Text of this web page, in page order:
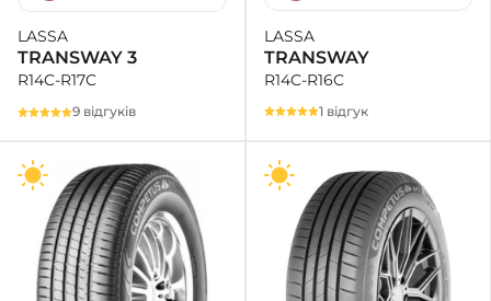
LASSA
TRANSWAY 3
R14C-R17C
9 відгуків
LASSA
TRANSWAY
R14C-R16C
1 відгук